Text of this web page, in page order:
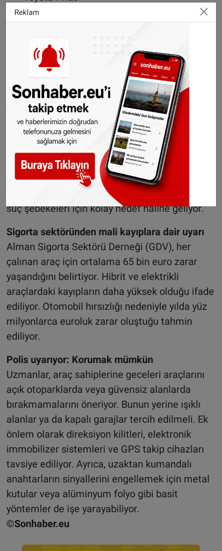
Hırsızlar teknolojik yöntemlerle donanıyor
Hırsızlık olaylarında artık geleneksel
yöntemlerin yanı sıra teknolojik araçlar da
kullanılıyor. Özellikle “Keyless-Go” yani
anahtarsız giriş sistemleri hedef alınarak, araç
anahtarının sinyali özel cihazlarla taklit ediliyor.
Böylece aracın kilit sistemleri devre dışı
bırakılabiliyor.
Ayrıca, hırsızların doğrudan evlerden anahtar
çaldığı “homejacking” yöntemi de giderek
yaygınlaşıyor. Kiralık ve leasing araçlar ise
standart güvenlik önlemleri nedeniyle organize
suç şebekeleri için kolay hedef haline geliyor.
Sigorta sektöründen mali kayıplara dair uyarı
Alman Sigorta Sektörü Derneği (GDV), her
çalınan araç için ortalama 65 bin euro zarar
yaşandığını belirtiyor. Hibrit ve elektrikli
araçlardaki kayıpların daha yüksek olduğu ifade
ediliyor. Otomobil hırsızlığı nedeniyle yılda yüz
milyonlarca euroluk zarar oluştuğu tahmin
ediliyor.
Polis uyarıyor: Korumak mümkün
Uzmanlar, araç sahiplerine geceleri araçlarını
açık otoparklarda veya güvensiz alanlarda
bırakmamalarını öneriyor. Bunun yerine ışıklı
alanlar ya da kapalı garajlar tercih edilmeli. Ek
önlem olarak direksiyon kilitleri, elektronik
immobilizer sistemleri ve GPS takip cihazları
tavsiye ediliyor. Ayrıca, uzaktan kumandalı
anahtarların sinyallerini engellemek için metal
kutular veya alüminyum folyo gibi basit
yöntemler de işe yarayabiliyor.
©Sonhaber.eu
Reklam